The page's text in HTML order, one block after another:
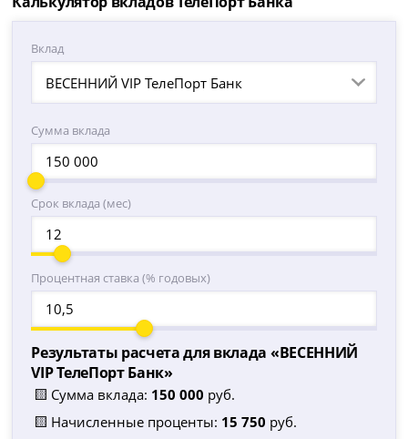
Вклад
ВЕСЕННИЙ VIP ТелеПорт Банк
Сумма вклада
Срок вклада (мес)
Процентная ставка (% годовых)
Результаты расчета для вклада «ВЕСЕННИЙ
VIP ТелеПорт Банк»
🟨 Сумма вклада: 150 000 руб.
🟨 Начисленные проценты: 15 750 руб.